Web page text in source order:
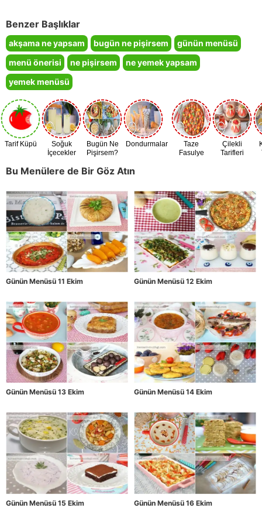
Benzer Başlıklar
akşama ne yapsam bugün ne pişirsem
günün menüsü
menü önerisi
ne pişirsem
ne yemek yapsam
yemek menüsü
Tarif Küpü
Soğuk
İçecekler
Bugün Ne
Pişirsem?
Dondurmalar
Taze
Fasulye
Çilekli
Tarifleri
Bu Menülere de Bir Göz Atın
Günün Menüsü 11 Ekim Günün Menüsü 12 Ekim
Günün Menüsü 13 Ekim Günün Menüsü 14 Ekim
Günün Menüsü 15 Ekim Günün Menüsü 16 Ekim